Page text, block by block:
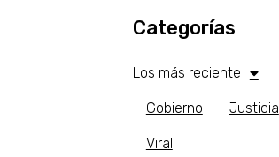
Categorías
Los más reciente
Gobierno Justicia
Viral